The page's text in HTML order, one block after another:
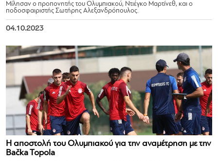
Μίλησαν ο προπονητής του Ολυμπιακού, Ντιέγκο Μαρτίνεθ, και ο
ποδοσφαιριστής Σωτήρης Αλεξανδρόπουλος.
04.10.2023
Η αποστολή του Ολυμπιακού για την αναμέτρηση με την
Bačka Topola